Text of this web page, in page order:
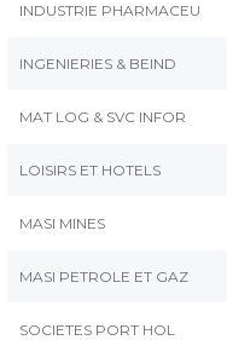
INDUSTRIE PHARMACEU
INGENIERIES & BEIND
MAT LOG & SVC INFOR
LOISIRS ET HOTELS
MASI MINES
MASI PETROLE ET GAZ
SOCIETES PORT HOL